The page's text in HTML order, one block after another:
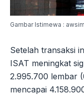
Gambar Istimewa :
Setelah transaksi
ISAT meningkat
2.995.700 lembar
mencapai